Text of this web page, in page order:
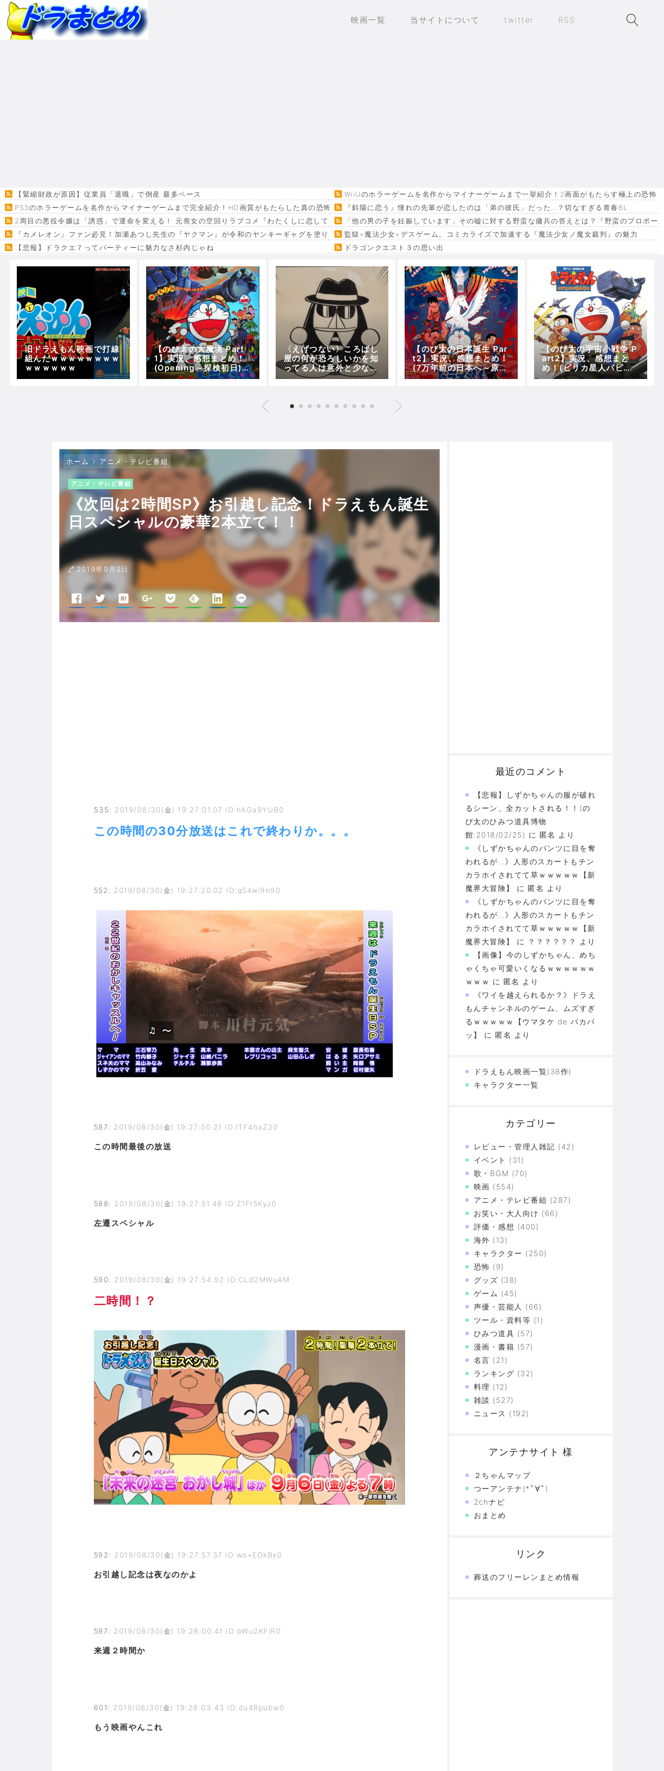
映画一覧 当サイトについて twitter RSS
【緊縮財政が原因】従業員「退職」で倒産 最多ペース
WiiUのホラーゲームを名作からマイナーゲームまで一挙紹介！2画面がもたらす極上の恐怖
PS3のホラーゲームを名作からマイナーゲームまで完全紹介！HD画質がもたらした真の恐怖…
『斜陽に恋う』憧れの先輩が恋したのは「弟の彼氏」だった…？切なすぎる青春BL
2周目の悪役令嬢は「誘惑」で運命を変える！ 元喪女の空回りラブコメ『わたくしに恋してください！』「他の男の子を妊娠しています」その嘘に対する野蛮な傭兵の答えとは？『野蛮のプロポー
『カメレオン』ファン必見！加瀬あつし先生の『ヤクマン』が令和のヤンキーギャグを塗り替える監獄×魔法少女×デスゲーム。コミカライズで加速する『魔法少女ノ魔女裁判』の魅力
【悲報】ドラクエ７ってパーティーに魅力なさ杉内じゃね
ドラゴンクエスト３の思い出
Powered by livedoor 相互RSS
旧ドラえもん映画で打線
組んだｗｗｗｗｗｗｗｗ
ｗｗｗｗｗｗ
【のび太の大魔境 Part
1】実況、感想まとめ！
(Opening～探検初日)
【5分で映画ドラえも
〈えげつない〉ころばし
屋の何が恐ろしいかを知
ってる人は意外と少な
い！！
【のび太の日本誕生 Par
t2】実況、感想まとめ！
(7万年前の日本へ～原始
生活セット)【5分で映画
【のび太の宇宙小戦争 P
art2】実況、感想まと
め！(ピリカ星人パピ～
クジラ型宇宙戦艦の急
ホーム アニメ・テレビ番組
アニメ・テレビ番組
《次回は2時間SP》お引越し記念！ドラえもん誕生
日スペシャルの豪華2本立て！！
2019年9月2日
535: 2019/08/30(金) 19:27:01.07 ID:hAGa9YUB0
この時間の30分放送はこれで終わりか。。。
552 : 2019/08/30(金) 19:27:20.02 ID:q54wl9n90
587: 2019/08/30(金) 19:27:50.21 ID:lTF4haZ30
この時間最後の放送
588: 2019/08/30(金) 19:27:51.46 ID:Z1Ft5KyJ0
左遷スペシャル
590: 2019/08/30(金) 19:27:54.92 ID:CLd2MWuAM
二時間！？
592 : 2019/08/30(金) 19:27:57.37 ID:wo+EOkBx0
お引越し記念は夜なのかよ
597: 2019/08/30(金) 19:28:00.41 ID:bWu2KFiR0
来週２時間か
601 : 2019/08/30(金) 19:28:03.43 ID:du4Rpubw0
もう映画やんこれ
最近のコメント
【悲報】しずかちゃんの服が破れ
るシーン、全カットされる！！(の
び太のひみつ道具博物
館:2018/02/25) に 匿名 より
《しずかちゃんのパンツに目を奪
われるが…》人形のスカートもチン
カラホイされてて草ｗｗｗｗｗ【新
魔界大冒険】
に 匿名 より
《しずかちゃんのパンツに目を奪
われるが…》人形のスカートもチン
カラホイされてて草ｗｗｗｗｗ【新
魔界大冒険】
に ？？？？？？
より
【画像】今のしずかちゃん、めち
ゃくちゃ可愛いくなるｗｗｗｗｗｗ
ｗｗｗ に 匿名 より
《ワイを越えられるか？》ドラえ
もんチャンネルのゲーム、ムズすぎ
るｗｗｗｗｗ【ウマタケ de パカパ
ッ】
に 匿名 より
ドラえもん映画一覧(38作)
キャラクター一覧
カテゴリー
レビュー・管理人雑記 (42)
イベント (31)
歌・BGM (70)
映画 (554)
アニメ・テレビ番組 (287)
お笑い・大人向け (66)
評価・感想 (400)
海外 (13)
キャラクター (250)
恐怖 (9)
グッズ (38)
ゲーム (45)
声優・芸能人 (66)
ツール・資料等 (1)
ひみつ道具 (57)
漫画・書籍 (57)
名言 (21)
ランキング (32)
料理 (12)
雑談 (527)
ニュース (192)
アンテナサイト 様
２ちゃんマップ
つーアンテナ(*ﾟ∀ﾟ)
2chナビ
おまとめ
リンク
葬送のフリーレンまとめ情報